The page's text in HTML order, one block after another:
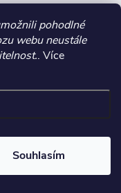
pohodlné
webu neustále
. Více
Souhlasím
práva vyhrazena.